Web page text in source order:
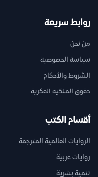
روابط سريعة
من نحن
سياسة الخصوصية
الشروط والأحكام
حقوق الملكية الفكرية
أقسام الكتب
الروايات العالمية المترجمة
روايات عربية
تنمية بشرية